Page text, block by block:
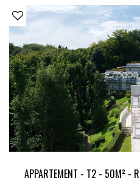
Le palmarès